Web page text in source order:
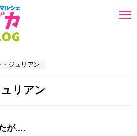
・ジュリアン
リアン
が….